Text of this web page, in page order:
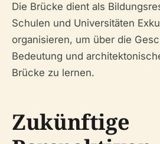
Die Brücke dient als
Schulen und Universitäten
organisieren, um über die
Bedeutung und
Brücke zu lernen.
Zukünftige